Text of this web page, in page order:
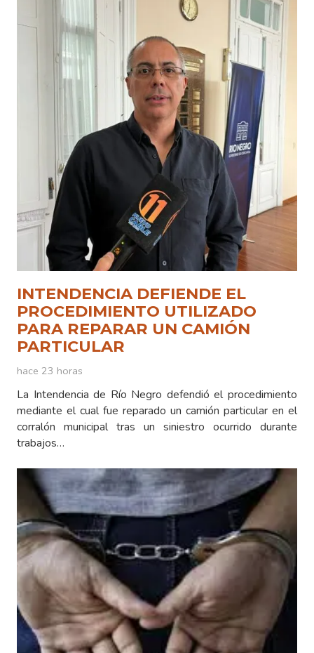
INTENDENCIA DEFIENDE EL
PROCEDIMIENTO UTILIZADO
PARA REPARAR UN CAMIÓN
PARTICULAR
hace 23 horas
La Intendencia de Río Negro defendió el procedimiento
mediante el cual fue reparado un camión particular en el
corralón municipal tras un siniestro ocurrido durante
trabajos…